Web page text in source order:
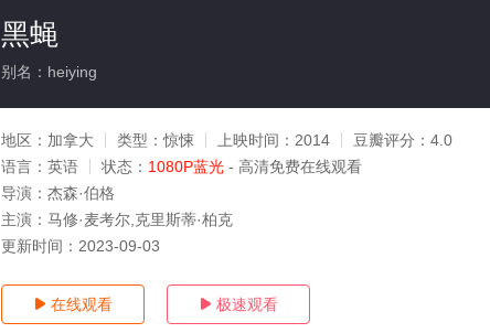
黑蝇
别名：heiying
地区： 加拿大 类型：惊悚 上映时间： 2014 豆瓣评分： 4.0
语言： 英语 状态： 1080P蓝光 - 高清免费在线观看
导演： 杰森·伯格
主演： 马修·麦考尔,克里斯蒂·柏克
更新时间： 2023-09-03
 在线观看  极速观看